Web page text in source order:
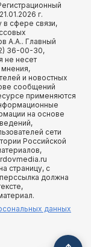
г.
сфере связи,
А.А.. Главный
36-00-30,
не несет
мнения,
и новостных
сообщений
применяются
на основе
сети
Российской
страницу, с
должна
данных